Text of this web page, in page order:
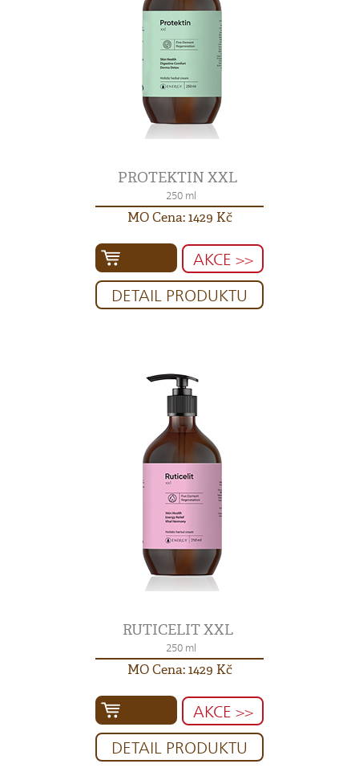
PROTEKTIN XXL
250 ml
MO Cena: 1429 Kč
AKCE >>
DETAIL PRODUKTU
RUTICELIT XXL
250 ml
MO Cena: 1429 Kč
AKCE >>
DETAIL PRODUKTU